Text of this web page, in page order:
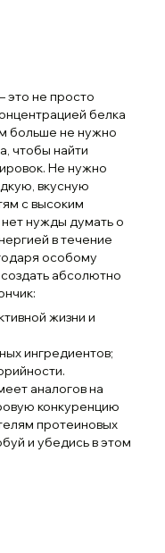
это не просто
белка
больше не нужно
чтобы найти
Не нужно
вкусную
с высоким
нужды думать о
в течение
особому
абсолютно
жизни и
ингредиентов;
аналогов на
конкуренцию
протеиновых
и убедись в этом